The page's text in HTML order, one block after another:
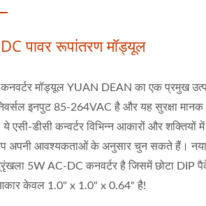
पावर रूपांतरण मॉड्यूल
मॉड्यूल YUAN DEAN का एक प्रमुख
इनपुट 85-264VAC है और यह सुरक्षा मानक
एसी-डीसी कन्वर्टर विभिन्न आकारों और शक्तियों
अपनी आवश्यकताओं के अनुसार चुन सकते हैं। नया
5W AC-DC कनवर्टर है जिसमें छोटा DIP
केवल 1.0" x 1.0" x 0.64" है!